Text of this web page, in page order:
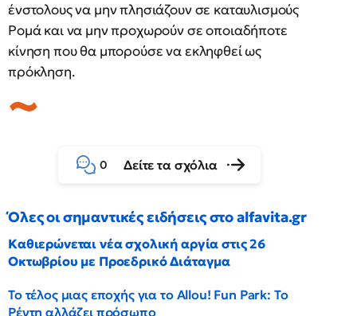
ένστολους να μην πλησιάζουν σε καταυλισμούς
Ρομά και να μην προχωρούν σε οποιαδήποτε
κίνηση που θα μπορούσε να εκληφθεί ως
πρόκληση.
0 Δείτε τα σχόλια
Όλες οι σημαντικές ειδήσεις στο alfavita.gr
Καθιερώνεται νέα σχολική αργία στις 26
Οκτωβρίου με Προεδρικό Διάταγμα
Το τέλος μιας εποχής για το Allou! Fun Park: Το
Ρέντη αλλάζει πρόσωπο